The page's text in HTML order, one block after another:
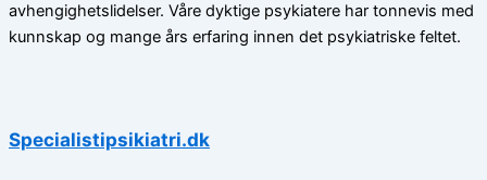
avhengighetslidelser. Våre dyktige psykiatere har tonnevis med
kunnskap og mange års erfaring innen det psykiatriske feltet.
Specialistipsikiatri.dk